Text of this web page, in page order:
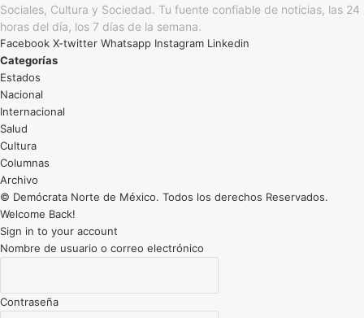
Sociales, Cultura y Sociedad. Tu fuente confiable de noticias, las 24
horas del día, los 7 días de la semana.
Facebook X-twitter Whatsapp Instagram Linkedin
Categorías
Estados
Nacional
Internacional
Salud
Cultura
Archivo
© Demócrata Norte de México. Todos los derechos Reservados.
Welcome Back!
Sign in to your account
Nombre de usuario o correo electrónico
Contraseña